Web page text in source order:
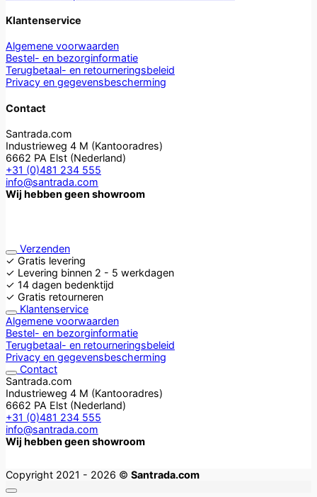
Klantenservice
Algemene voorwaarden
Bestel- en bezorginformatie
Terugbetaal- en retourneringsbeleid
Privacy en gegevensbescherming
Contact
Santrada.com
Industrieweg 4 M (Kantooradres)
6662 PA Elst (Nederland)
+31 (0)481 234 555
info@santrada.com
Wij hebben geen showroom
Verzenden
✓ Gratis levering
✓ Levering binnen 2 - 5 werkdagen
✓ 14 dagen bedenktijd
✓ Gratis retourneren
Klantenservice
Algemene voorwaarden
Bestel- en bezorginformatie
Terugbetaal- en retourneringsbeleid
Privacy en gegevensbescherming
Contact
Santrada.com
Industrieweg 4 M (Kantooradres)
6662 PA Elst (Nederland)
+31 (0)481 234 555
info@santrada.com
Wij hebben geen showroom
Copyright 2021 - 2026 © Santrada.com